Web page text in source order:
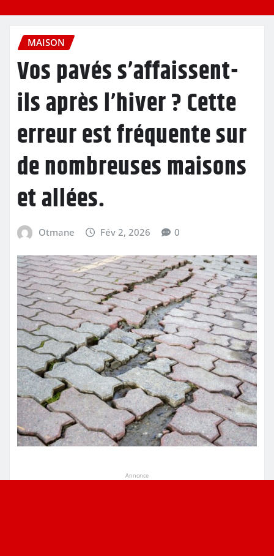
MAISON
Vos pavés s’affaissent-
ils après l’hiver ? Cette
erreur est fréquente sur
de nombreuses maisons
et allées.
Otmane Fév 2, 2026 0
Annonce